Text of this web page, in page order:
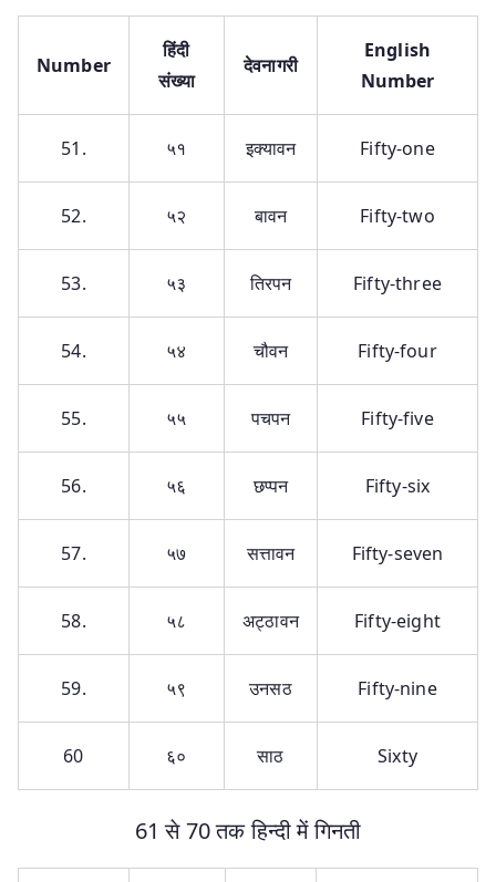
Number
हिंदी
संख्या
देवनागरी
English
Number
51. ५१ इक्यावन Fifty-one
52. ५२ बावन Fifty-two
53. ५३ तिरपन Fifty-three
54. ५४ चौवन Fifty-four
55. ५५ पचपन Fifty-five
56. ५६ छप्पन Fifty-six
57. ५७ सत्तावन Fifty-seven
58. ५८ अट्ठावन Fifty-eight
59. ५९ उनसठ Fifty-nine
60 ६० साठ Sixty
61 से 70 तक हिन्दी में गिनती